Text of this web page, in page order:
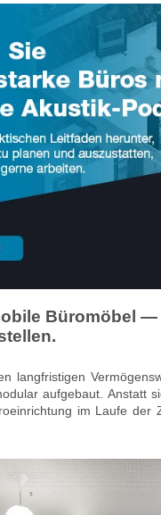
Büromöbel
langfristigen
aufgebaut. Anstatt
im Laufe der